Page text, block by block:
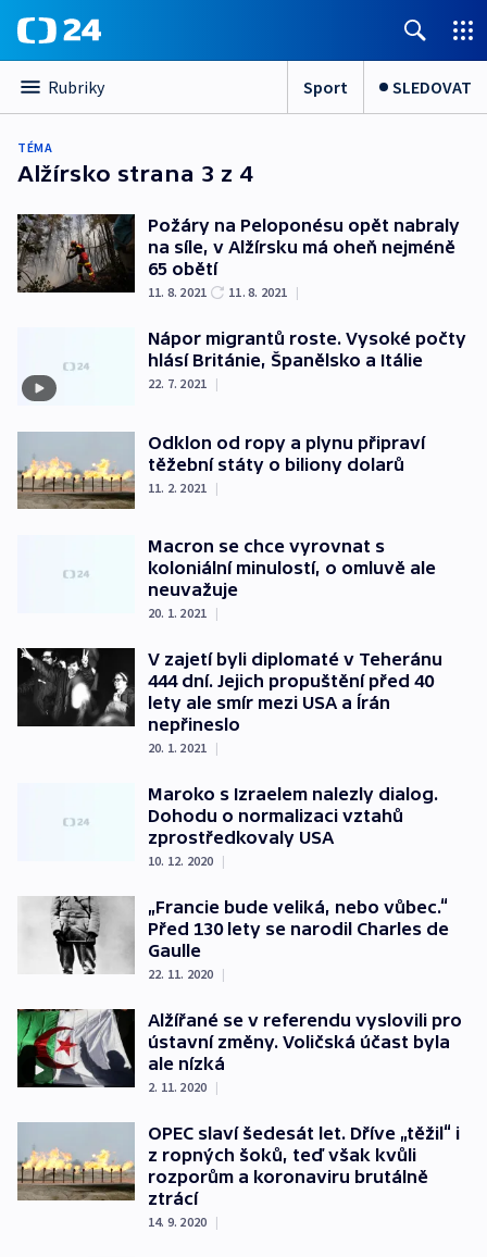
Rubriky Sport SLEDOVAT
TÉMA
Alžírsko strana 3 z 4
Požáry na Peloponésu opět nabraly
na síle, v Alžírsku má oheň nejméně
65 obětí
11. 8. 2021 11. 8. 2021 |
Nápor migrantů roste. Vysoké počty
hlásí Británie, Španělsko a Itálie
22. 7. 2021 |
Odklon od ropy a plynu připraví
těžební státy o biliony dolarů
11. 2. 2021 |
Macron se chce vyrovnat s
koloniální minulostí, o omluvě ale
neuvažuje
20. 1. 2021 |
V zajetí byli diplomaté v Teheránu
444 dní. Jejich propuštění před 40
lety ale smír mezi USA a Írán
nepřineslo
20. 1. 2021 |
Maroko s Izraelem nalezly dialog.
Dohodu o normalizaci vztahů
zprostředkovaly USA
10. 12. 2020 |
„Francie bude veliká, nebo vůbec.“
Před 130 lety se narodil Charles de
Gaulle
22. 11. 2020 |
Alžířané se v referendu vyslovili pro
ústavní změny. Voličská účast byla
ale nízká
2. 11. 2020 |
OPEC slaví šedesát let. Dříve „těžil“ i
z ropných šoků, teď však kvůli
rozporům a koronaviru brutálně
ztrácí
14. 9. 2020 |